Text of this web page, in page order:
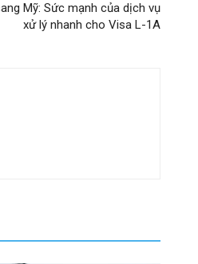
Mỹ: Sức mạnh của dịch vụ
xử lý nhanh cho Visa L-1A